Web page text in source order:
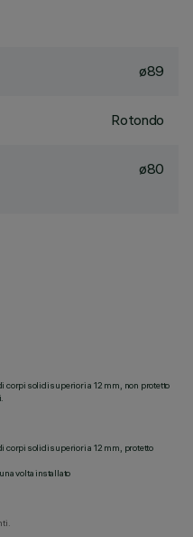
ø89
Rotondo
ø80
corpi solidi superiori a 12 mm, non protetto
corpi solidi superiori a 12 mm, protetto
volta installato